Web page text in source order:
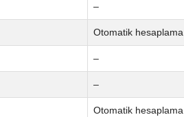
–
Otomatik hesaplama
–
–
Otomatik hesaplama